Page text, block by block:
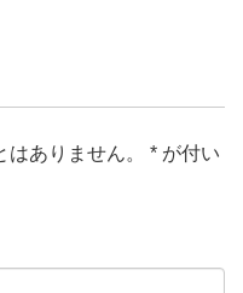
ありません。 * が付い